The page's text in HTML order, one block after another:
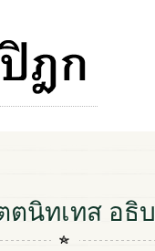
ตนิทเทส อธิ